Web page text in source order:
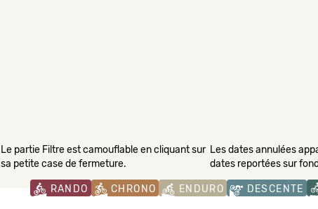
Le partie Filtre est camouflable en cliquant sur
sa petite case de fermeture.
Les dates annulées
dates reportées sur
RANDO CHRONO ENDURO DESCENTE